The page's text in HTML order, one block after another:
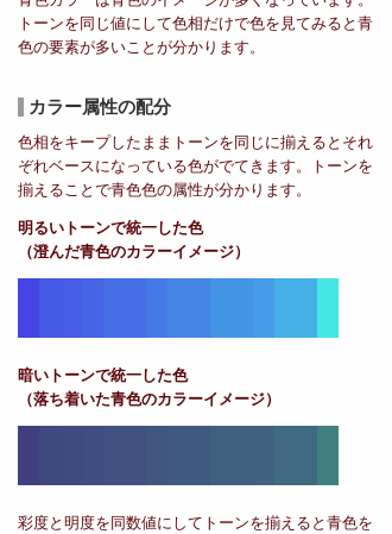
トーンを同じ値にして色相だけで色を見てみると青
色の要素が多いことが分かります。
カラー属性の配分
色相をキープしたままトーンを同じに揃えるとそれ
ぞれベースになっている色がでてきます。トーンを
揃えることで青色色の属性が分かります。
明るいトーンで統一した色
（澄んだ青色のカラーイメージ）
暗いトーンで統一した色
（落ち着いた青色のカラーイメージ）
彩度と明度を同数値にしてトーンを揃えると青色を